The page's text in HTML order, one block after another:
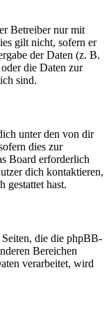
Betreiber nur mit
gilt nicht, sofern er
der Daten (z. B.
die Daten zur
sind.
unter den von dir
dies zur
Board erforderlich
dich kontaktieren,
gestattet hast.
die die phpBB-
Bereichen
verarbeitet, wird